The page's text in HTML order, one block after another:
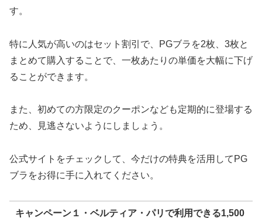
す。
特に人気が高いのはセット割引で、PGブラを2枚、3枚と
まとめて購入することで、一枚あたりの単価を大幅に下げ
ることができます。
また、初めての方限定のクーポンなども定期的に登場する
ため、見逃さないようにしましょう。
公式サイトをチェックして、今だけの特典を活用してPG
ブラをお得に手に入れてください。
キャンペーン１・ベルティア・パリで利用できる1,500